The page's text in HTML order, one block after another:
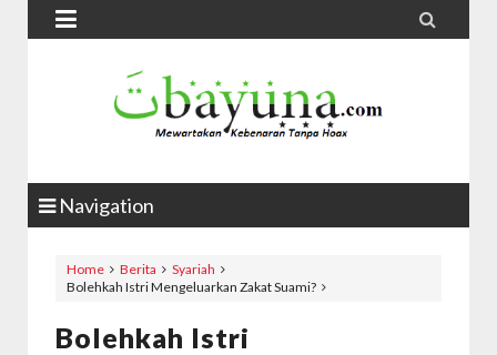
 
Navigation
Home Berita
Syariah
Bolehkah Istri Mengeluarkan Zakat Suami?
Bolehkah Istri